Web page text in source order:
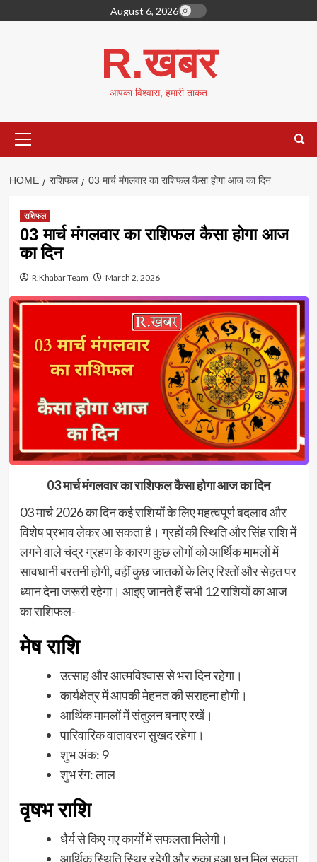
to
August 6, 2026
R.खबर
आपका विश्वास, हमारी ताकत
Menu
HOME राशिफल 03 मार्च मंगलवार का राशिफल कैसा होगा आज का दिन
राशिफल
03 मार्च मंगलवार का राशिफल कैसा होगा आज
का दिन
R.Khabar Team March 2, 2026
03 मार्च मंगलवार का राशिफल कैसा होगा आज का दिन
03 मार्च 2026 का दिन कई राशियों के लिए महत्वपूर्ण बदलाव और
विशेष प्रभाव लेकर आ सकता है। ग्रहों की स्थिति और सिंह राशि में
लगने वाले चंद्र ग्रहण के कारण कुछ लोगों को आर्थिक मामलों में
सावधानी बरतनी होगी, वहीं कुछ जातकों के लिए रिश्तों और सेहत पर
ध्यान देना जरूरी रहेगा। आइए जानते हैं सभी 12 राशियों का आज
का राशिफल-
मेष राशि
उत्साह और आत्मविश्वास से भरा दिन रहेगा।
कार्यक्षेत्र में आपकी मेहनत की सराहना होगी।
आर्थिक मामलों में संतुलन बनाए रखें।
पारिवारिक वातावरण सुखद रहेगा।
शुभ अंक: 9
शुभ रंग: लाल
वृषभ राशि
धैर्य से किए गए कार्यों में सफलता मिलेगी।
आर्थिक स्थिति स्थिर रहेगी और रुका हुआ धन मिल सकता